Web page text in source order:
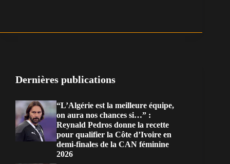
Dernières publications
“L’Algérie est la meilleure équipe,
on aura nos chances si…” :
Reynald Pedros donne la recette
pour qualifier la Côte d’Ivoire en
demi-finales de la CAN féminine
2026